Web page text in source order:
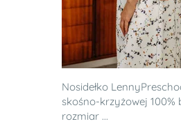
Nosidełko
skośno-krzyżowej 100%
rozmiar ...